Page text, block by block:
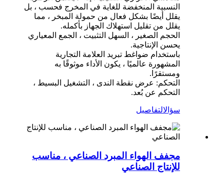
النسبية المنخفضة للغاية في المخرج فحسب ، بل
يقلل أيضًا بشكل فعال من حمولة المبخر ، مما
يقلل من تقليل استهلاك الجهاز بأكمله.
الحجم الصغير ، السهل التثبيت ، الجمع المعياري
يحسن الإنتاجية.
باستخدام ضواغط تبريد العلامة التجارية
المشهورة عالميًا ، يكون الأداء موثوقًا به
ومستقرًا.
التحكم: عرض نقطة الندى ، التشغيل البسيط ،
التحكم عن بُعد.
سؤالالتفاصيل
مجفف الهواء المبرد الصناعي ، مناسب
للإنتاج الصناعي